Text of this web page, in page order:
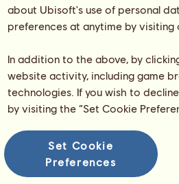
about Ubisoft's use of personal
preferences at anytime by
In addition to the above, by
website activity, including game
technologies. If you wish to
by visiting the “Set Cookie
Set Cookie
Preferences